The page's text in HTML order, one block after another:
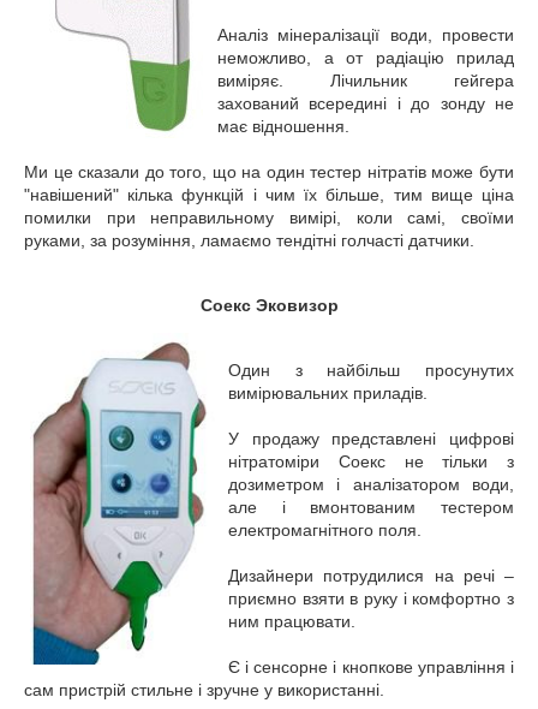
Аналіз мінералізації води, провести
неможливо, а от радіацію прилад
виміряє. Лічильник гейгера
захований всередині і до зонду не
має відношення.
Ми це сказали до того, що на один тестер нітратів може бути
"навішений" кілька функцій і чим їх більше, тим вище ціна
помилки при неправильному вимірі, коли самі, своїми
руками, за розуміння, ламаємо тендітні голчасті датчики.
Соекс Эковизор
Один з найбільш просунутих
вимірювальних приладів.
У продажу представлені цифрові
нітратоміри Соекс не тільки з
дозиметром і аналізатором води,
але і вмонтованим тестером
електромагнітного поля.
Дизайнери потрудилися на речі –
приємно взяти в руку і комфортно з
ним працювати.
Є і сенсорне і кнопкове управління і
сам пристрій стильне і зручне у використанні.